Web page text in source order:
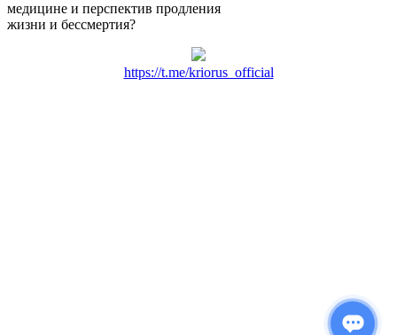
медицине и перспектив продления
жизни и бессмертия?
https://t.me/kriorus_official